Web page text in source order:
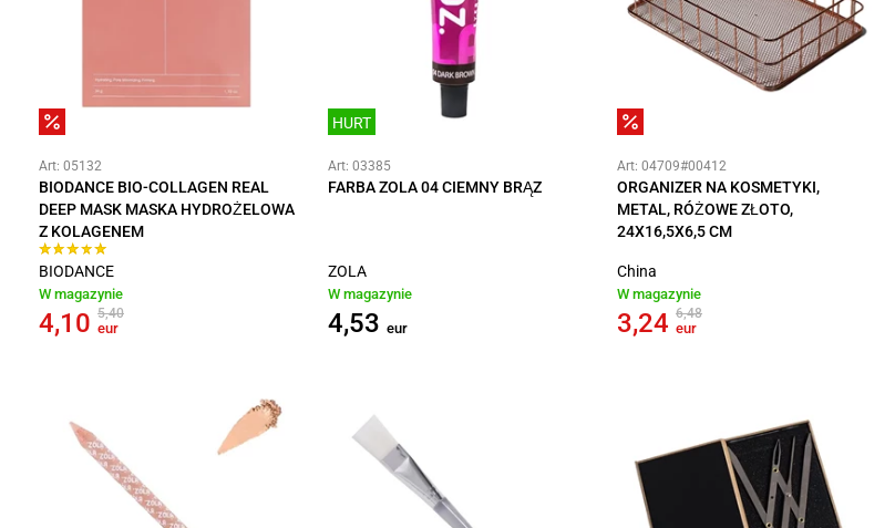
Art: 05132
BIODANCE BIO-COLLAGEN REAL
DEEP MASK MASKA HYDROŻELOWA
Z KOLAGENEM
BIODANCE
W magazynie
4,10 5,40
eur
HURT
Art: 03385
FARBA ZOLA 04 CIEMNY BRĄZ
ZOLA
W magazynie
4,53 eur
Art: 04709#00412
ORGANIZER NA KOSMETYKI,
METAL, RÓŻOWE ZŁOTO,
24X16,5X6,5 CM
China
W magazynie
3,24 6,48
eur